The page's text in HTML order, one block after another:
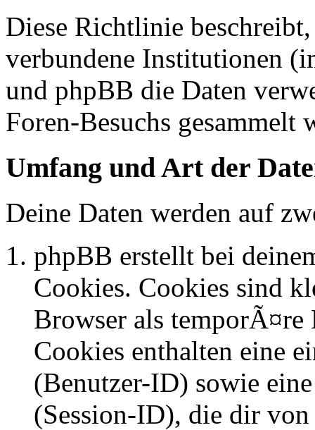
Diese Richtlinie
verbundene Institutionen
und phpBB die Daten
Foren-Besuchs gesammelt
Umfang und Art der
Deine Daten werden auf
phpBB erstellt bei
Cookies. Cookies sind
Browser als temporÃ¤re
Cookies enthalten eine
(Benutzer-ID) sowie
(Session-ID), die dir